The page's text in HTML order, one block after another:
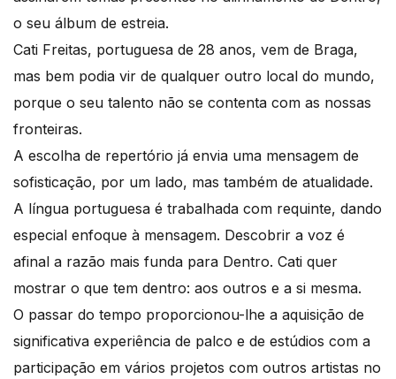
o seu álbum de estreia.
Cati Freitas, portuguesa de 28 anos, vem de Braga,
mas bem podia vir de qualquer outro local do mundo,
porque o seu talento não se contenta com as nossas
fronteiras.
A escolha de repertório já envia uma mensagem de
sofisticação, por um lado, mas também de atualidade.
A língua portuguesa é trabalhada com requinte, dando
especial enfoque à mensagem. Descobrir a voz é
afinal a razão mais funda para Dentro. Cati quer
mostrar o que tem dentro: aos outros e a si mesma.
O passar do tempo proporcionou-lhe a aquisição de
significativa experiência de palco e de estúdios com a
participação em vários projetos com outros artistas no